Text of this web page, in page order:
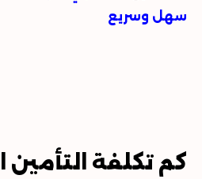
سهل وسريع
كم تكلفة